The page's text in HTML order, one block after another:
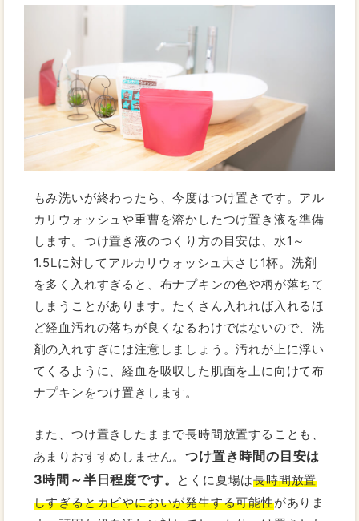
もみ洗いが終わったら、今度はつけ置きです。アル
カリウォッシュや重曹を溶かしたつけ置き液を準備
します。つけ置き液のつくり方の目安は、水1～
1.5Lに対してアルカリウォッシュ大さじ1杯。洗剤
を多く入れすぎると、布ナプキンの色や柄が落ちて
しまうことがあります。たくさん入れれば入れるほ
ど経血汚れの落ちが良くなるわけではないので、洗
剤の入れすぎには注意しましょう。汚れが上に浮い
てくるように、経血を吸収した肌面を上に向けて布
ナプキンをつけ置きします。
また、つけ置きしたままで長時間放置することも、
あまりおすすめしません。つけ置き時間の目安は
3時間～半日程度です。
とくに夏場は長時間放置
しすぎるとカビやにおいが発生する可能性がありま